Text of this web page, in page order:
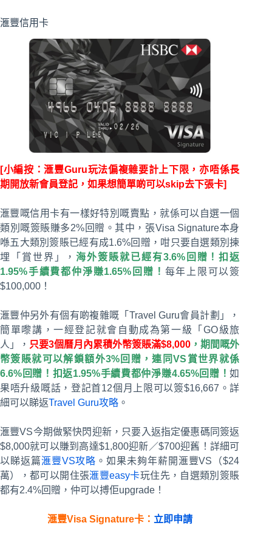
滙豐信用卡
[小編按：滙豐Guru玩法偏複雜要計上下限，亦唔係長
期開放新會員登記，如果想簡單啲可以skip去下張卡]
滙豐嘅信用卡有一樣好特別嘅賣點，就係可以自選一個
類別嘅簽賬賺多2%回贈。其中，張Visa Signature本身
喺五大類別簽賬已經有成1.6%回贈，咁只要自選類別揀
埋「賞世界」，海外簽賬就已經有3.6%回贈！扣返
1.95%手續費都仲淨賺1.65%回贈！ 每年上限可以簽
$100,000！
滙豐仲另外有個有啲複雜嘅「Travel Guru會員計劃」，
簡單嚟講，一經登記就會自動成為第一級「GO級旅
人」， 只要3個曆月內累積外幣簽賬滿$8,000 ，期間嘅外
幣簽賬就可以解鎖額外3%回贈，連同VS賞世界就係
6.6%回贈！扣返1.95%手續費都仲淨賺4.65%回贈！如
果唔升級嘅話，登記首12個月上限可以簽$16,667。詳
細可以睇返Travel Guru攻略 。
滙豐VS今期做緊快閃迎新，只要入返指定優惠碼同簽返
$8,000就可以賺到高達$1,800迎新／$700迎舊！詳細可
以睇返篇滙豐VS攻略 。如果未夠年薪開滙豐VS（$24
萬），都可以開住張滙豐easy卡玩住先，自選類別簽賬
都有2.4%回贈，仲可以搏佢upgrade！
滙豐Visa Signature卡： 立即申請